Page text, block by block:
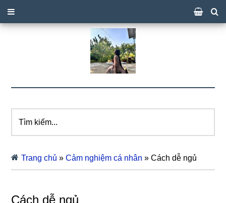
kiếm...
Trang chủ »Cảm nghiệm cá nhân »Cách dễ ngủ
Cách dễ ngủ